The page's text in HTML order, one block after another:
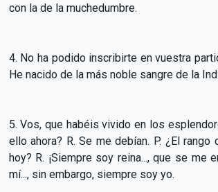
con la de la muchedumbre.
4. No ha podido inscribirte en vuestra
He nacido de la más noble sangre de la
5. Vos, que habéis vivido en los
ello ahora? R. Se me debían. P. ¿El
hoy? R. ¡Siempre soy reina..., que se
mí..., sin embargo, siempre soy yo.